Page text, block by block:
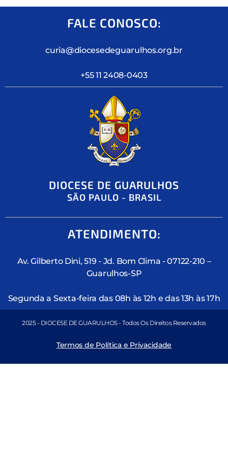
FALE CONOSCO:
curia@diocesedeguarulhos.org.br
+55 11 2408-0403
DIOCESE DE GUARULHOS
SÃO PAULO - BRASIL
ATENDIMENTO:
Av. Gilberto Dini, 519 - Jd. Bom Clima - 07122-210 –
Guarulhos-SP
Segunda a Sexta-feira das 08h às 12h e das 13h às 17h
2025 - DIOCESE DE GUARULHOS - Todos Os Direitos Reservados
Termos de Política e Privacidade